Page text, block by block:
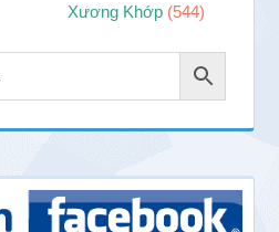
Xương Khớp (544)